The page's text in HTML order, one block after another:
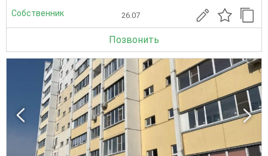
Собственник 26.07
Позвонить